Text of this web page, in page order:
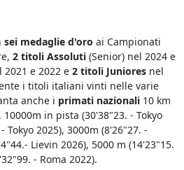
sei medaglie d'oro ai Campionati
2 titoli Assoluti(Senior) nel 2024 e
e 2022 e 2 titoli Junioresnel
i titoli italiani vinti nelle varie
anche i primati nazionali10 km
in pista (30'38"23. - Tokyo
Tokyo 2025), 3000m (8'26"27. -
Lievin 2026), 5000 m (14'23"15.
- Roma 2022).